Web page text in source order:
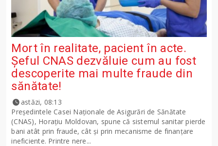
Mort în realitate, pacient în acte.
Șeful CNAS dezvăluie cum au fost
descoperite mai multe fraude din
sănătate!
astăzi, 08:13
Președintele Casei Naționale de Asigurări de Sănătate
(CNAS), Horațiu Moldovan, spune că sistemul sanitar pierde
bani atât prin fraude, cât și prin mecanisme de finanțare
ineficiente. Printre nere...